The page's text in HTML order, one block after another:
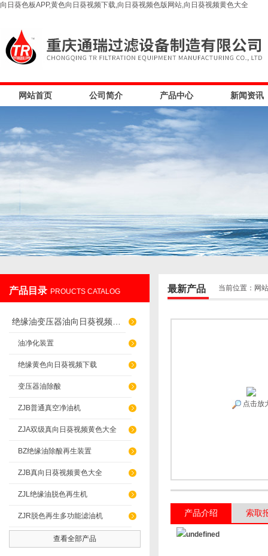
向日葵色板APP,黄色向日葵视频下载,向日葵视频色版网站,向日葵视频黄色大全
网站首页 公司简介 产品中心 新闻资讯
产品目录 PROUCTS CATALOG
油净化装置
绝缘黄色向日葵视频下载
变压器油除酸
ZJB普通真空净油机
ZJA双级真向日葵视频黄色大全
BZ绝缘油除酸再生装置
ZJB真向日葵视频黄色大全
ZJL绝缘油脱色再生机
ZJR脱色再生多功能滤油机
查看全部产品
当前位置： 网
最新产品
点击放
产品介绍 索取